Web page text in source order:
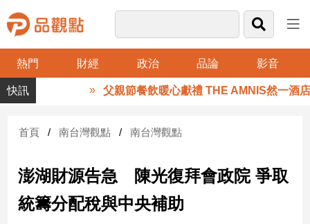
熱門 財經 政治 品論 影音
品
觀
財
台
財
父親節餐飲暖心獻禮 THE AMNIS然一酒店
首頁 南台灣觀點 南台灣觀點
澎湖財源告急 陳光復拜會政院 爭取
統籌分配稅與中央補助